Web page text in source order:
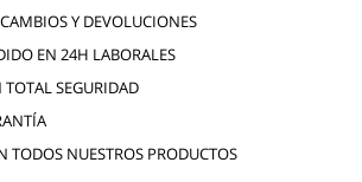
Y DEVOLUCIONES
EN 24H LABORALES
SEGURIDAD
TODOS NUESTROS PRODUCTOS